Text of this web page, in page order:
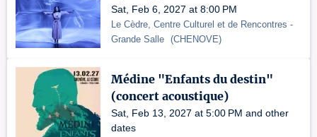
Sat, Feb 6, 2027 at 8:00 PM
Le Cèdre, Centre Culturel et de Rencontres -
Grande Salle (CHENOVE)
Médine "Enfants du destin"
(concert acoustique)
Sat, Feb 13, 2027 at 5:00 PM and other
dates